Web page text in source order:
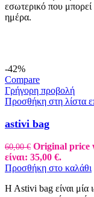
εσωτερικό που μπορεί
ημέρα.
-42%
Compare
Γρήγορη προβολή
Προσθήκη στη λίστα
astivi bag
60,00€ Original price
είναι: 35,00 €.
Προσθήκη στο καλάθι
H Astivi bag είναι μία